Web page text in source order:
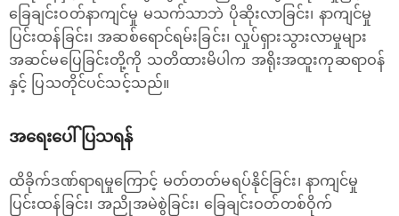
ခြေချင်းဝတ်နာကျင်မှု မသက်သာဘဲ ပိုဆိုးလာခြင်း၊ နာကျင်မှု
ပြင်းထန်ခြင်း၊ အဆစ်ရောင်ရမ်းခြင်း၊ လှုပ်ရှားသွားလာမှုများ
အဆင်မပြေခြင်းတို့ကို သတိထားမိပါက အရိုးအထူးကုဆရာဝန်
နှင့် ပြသတိုင်ပင်သင့်သည်။
အရေးပေါ်ပြသရန်
ထိခိုက်ဒဏ်ရာရမှုကြောင့် မတ်တတ်မရပ်နိုင်ခြင်း၊ နာကျင်မှု
ပြင်းထန်ခြင်း၊ အညိုအမဲစွဲခြင်း၊ ခြေချင်းဝတ်တစ်ဝိုက်